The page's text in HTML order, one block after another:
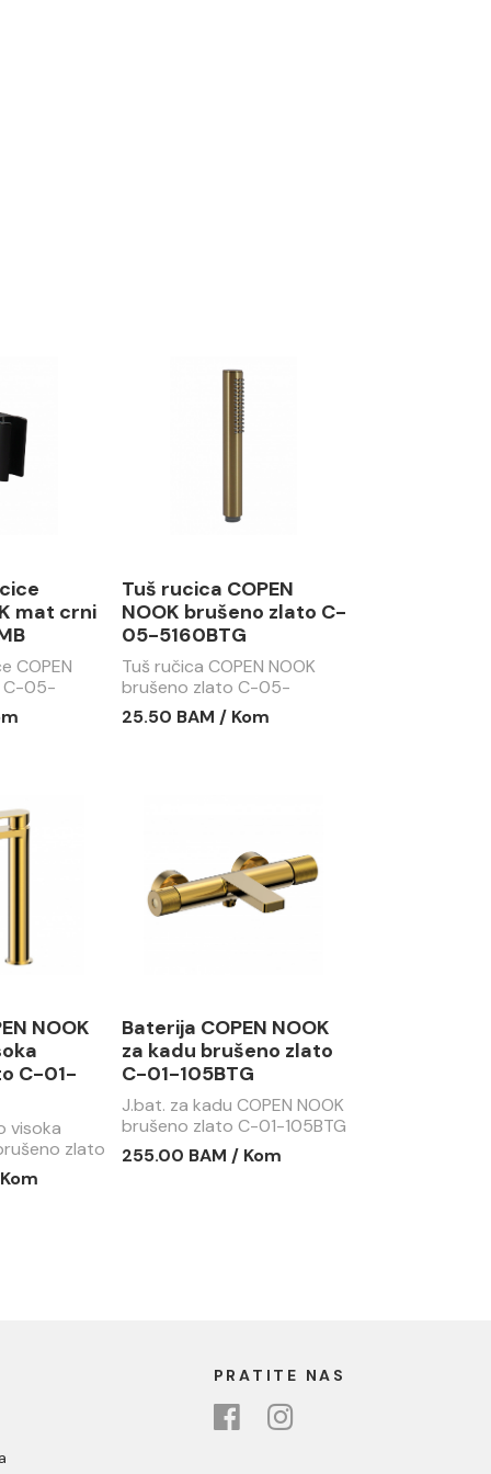
mat crni
COPEN
C-05-
Tuš rucica COPEN
NOOK brušeno zlato C-
05-5160BTG
Tuš ručica COPEN NOOK
brušeno zlato C-05-
5160BTG
25.50 BAM / Kom
NOOK
C-01-
visoka
zlato
Baterija COPEN NOOK
za kadu brušeno zlato
C-01-105BTG
J.bat. za kadu COPEN NOOK
brušeno zlato C-01-105BTG
255.00 BAM / Kom
PRATITE NAS